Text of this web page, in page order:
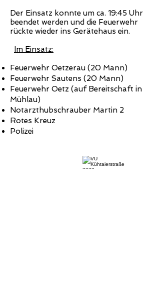
Der Einsatz konnte um ca. 19:45 Uhr
beendet werden und die Feuerwehr
rückte wieder ins Gerätehaus ein.
Im Einsatz:
Feuerwehr Oetzerau (20 Mann)
Feuerwehr Sautens (20 Mann)
Feuerwehr Oetz (auf Bereitschaft in
Mühlau)
Notarzthubschrauber Martin 2
Rotes Kreuz
Polizei